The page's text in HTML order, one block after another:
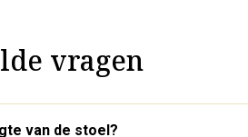
vragen
van de stoel?